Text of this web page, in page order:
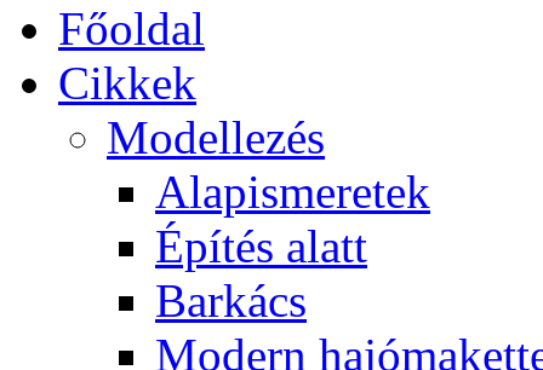
Főoldal
Cikkek
Modellezés
Alapismeretek
Építés alatt
Barkács
Modern